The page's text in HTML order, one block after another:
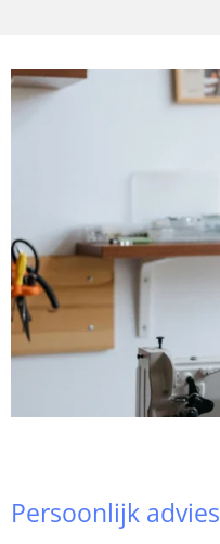
Persoonlijk advies